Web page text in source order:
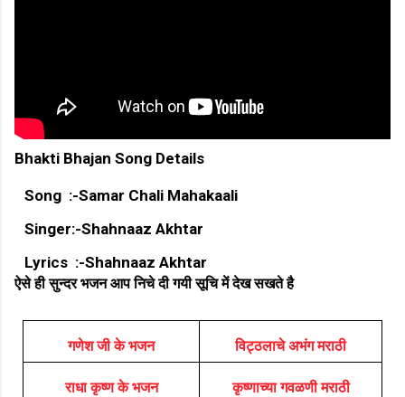
Bhakti Bhajan Song Details
Song :-Samar Chali Mahakaali
Singer:-Shahnaaz Akhtar
Lyrics :-Shahnaaz Akhtar
ऐसे ही सुन्दर भजन आप निचे दी गयी सूचि में देख सखते है
गणेश जी के भजन विट्ठलाचे अभंग मराठी
राधा कृष्ण के भजन कृष्णाच्या गवळणी मराठी